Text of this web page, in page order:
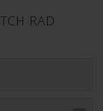
RAD